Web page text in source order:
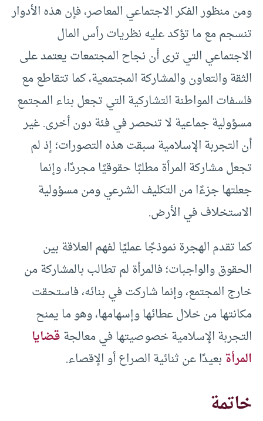
ومن منظور الفكر الاجتماعي المعاصر، فإن هذه الأدوار
تنسجم مع ما تؤكد عليه نظريات رأس المال
الاجتماعي التي ترى أن نجاح المجتمعات يعتمد على
الثقة والتعاون والمشاركة المجتمعية، كما تتقاطع مع
فلسفات المواطنة التشاركية التي تجعل بناء المجتمع
مسؤولية جماعية لا تنحصر في فئة دون أخرى. غير
أن التجربة الإسلامية سبقت هذه التصورات؛ إذ لم
تجعل مشاركة المرأة مطلبًا حقوقيًا مجردًا، وإنما
جعلتها جزءًا من التكليف الشرعي ومن مسؤولية
الاستخلاف في الأرض.
كما تقدم الهجرة نموذجًا عمليًا لفهم العلاقة بين
الحقوق والواجبات؛ فالمرأة لم تطالب بالمشاركة من
خارج المجتمع، وإنما شاركت في بنائه، فاستحقت
مكانتها من خلال عطائها وإسهامها، وهو ما يمنح
التجربة الإسلامية خصوصيتها في معالجةقضايا
المرأةبعيدًا عن ثنائية الصراع أو الإقصاء.
خاتمة